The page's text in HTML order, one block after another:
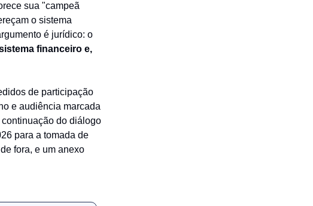
sua "campeã
o sistema
é jurídico: o
financeiro e,
de participação
e audiência marcada
do diálogo
para a tomada de
fora, e um anexo